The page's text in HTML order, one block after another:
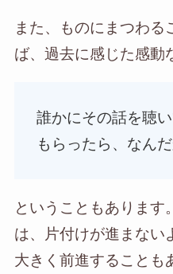
また、ものにまつわ
ば、過去に感じた感動
誰かにその話を聴
もらったら、なん
ということもあります
は、片付けが進まない
大きく前進することも